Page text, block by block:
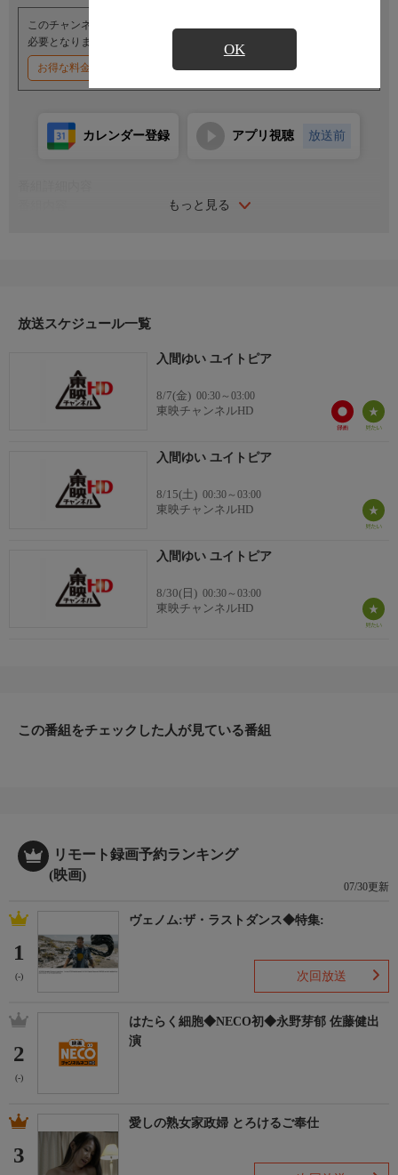
OK
このチャンネルのご視聴には、オプションチャンネル(有料)のご契約が
必要となります。
お得な料金割引キャンペーン実施中
もっと見る
カレンダー登録 アプリ視聴 放送前
W57 H88 出身地:埼玉県 趣味:アニメ鑑賞 特技:アニメコスプ
放送スケジュール一覧
入間ゆい ユイトピア
8/7(金) 00:30～03:00
東映チャンネルHD
入間ゆい ユイトピア
8/15(土) 00:30～03:00
東映チャンネルHD
入間ゆい ユイトピア
8/30(日) 00:30～03:00
東映チャンネルHD
この番組をチェックした人が見ている番組
リモート録画予約ランキング
(映画)
07/30更新
1
(-)
ヴェノム:ザ・ラストダンス◆特集:
次回放送
2
(-)
はたらく細胞◆NECO初◆永野芽郁 佐藤健出
演
3
愛しの熟女家政婦 とろけるご奉仕